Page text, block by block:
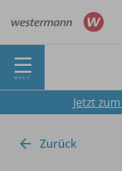
MENÜ
Jetzt
Zurück